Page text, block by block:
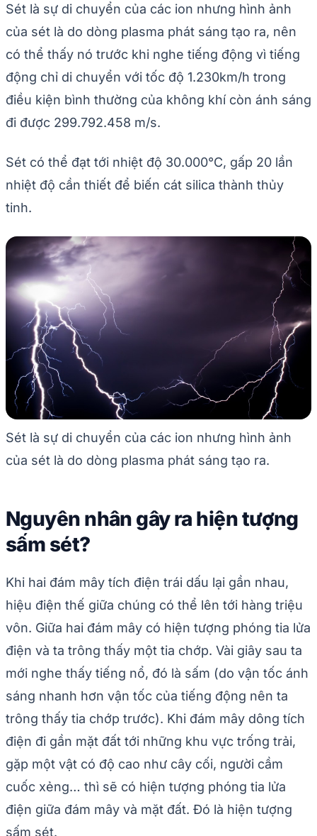
Sét là sự di chuyển của các ion nhưng hình ảnh
của sét là do dòng plasma phát sáng tạo ra, nên
có thể thấy nó trước khi nghe tiếng động vì tiếng
động chỉ di chuyển với tốc độ 1.230km/h trong
điều kiện bình thường của không khí còn ánh sáng
đi được 299.792.458 m/s.
Sét có thể đạt tới nhiệt độ 30.000°C, gấp 20 lần
nhiệt độ cần thiết để biến cát silica thành thủy
tinh.
Sét là sự di chuyển của các ion nhưng hình ảnh
của sét là do dòng plasma phát sáng tạo ra.
Nguyên nhân gây ra hiện tượng
sấm sét?
Khi hai đám mây tích điện trái dấu lại gần nhau,
hiệu điện thế giữa chúng có thể lên tới hàng triệu
vôn. Giữa hai đám mây có hiện tượng phóng tia lửa
điện và ta trông thấy một tia chớp. Vài giây sau ta
mới nghe thấy tiếng nổ, đó là sấm (do vận tốc ánh
sáng nhanh hơn vận tốc của tiếng động nên ta
trông thấy tia chớp trước). Khi đám mây dông tích
điện đi gần mặt đất tới những khu vực trống trải,
gặp một vật có độ cao như cây cối, người cầm
cuốc xẻng… thì sẽ có hiện tượng phóng tia lửa
điện giữa đám mây và mặt đất. Đó là hiện tượng
sấm sét.